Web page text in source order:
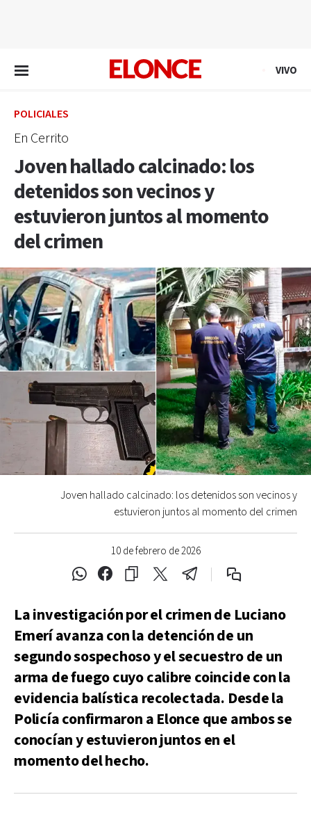
VIVO
POLICIALES
En Cerrito
Joven hallado calcinado: los
detenidos son vecinos y
estuvieron juntos al momento
del crimen
10 de febrero de 2026
Joven hallado calcinado: los detenidos son vecinos y
estuvieron juntos al momento del crimen
La investigación por el crimen de Luciano
Emerí avanza con la detención de un
segundo sospechoso y el secuestro de un
arma de fuego cuyo calibre coincide con la
evidencia balística recolectada. Desde la
Policía confirmaron a Elonce que ambos se
conocían y estuvieron juntos en el
momento del hecho.